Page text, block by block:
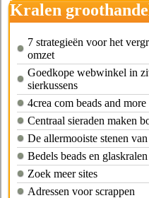
Kralen
7 strategieën voor het
omzet
Goedkope webwinkel in
sierkussens
4crea com beads and
Centraal sieraden maken
De allermooiste stenen
Bedels beads en
Zoek meer sites
Adressen voor scrappen